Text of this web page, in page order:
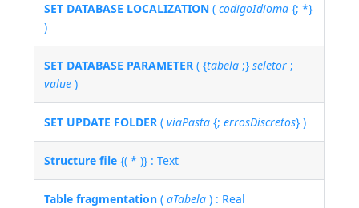
SET DATABASE LOCALIZATION (codigoIdioma {; *}
)
SET DATABASE PARAMETER ( {tabela ;}seletor ;
value )
SET UPDATE FOLDER (viaPasta {;errosDiscretos} )
Structure file {( * )} : Text
Table fragmentation (aTabela ) : Real